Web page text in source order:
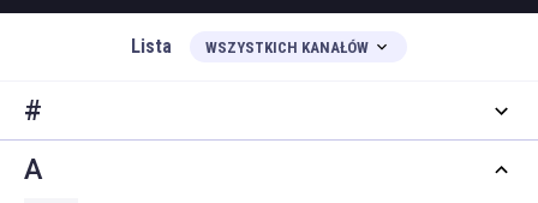
Lista WSZYSTKICH KANAŁÓW
#
A